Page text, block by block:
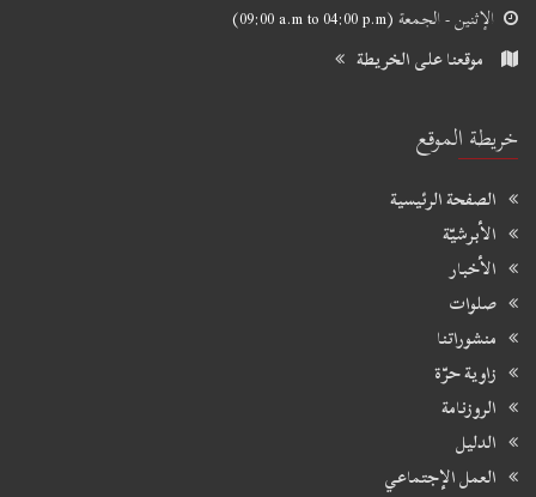
الإثنين - الجمعة(09:00 a.m to 04:00 p.m)
موقعنا على الخريطة
خريطة الموقع
الصفحة الرئيسية
الأبرشيّة
الأخبار
صلوات
منشوراتنا
زاوية حرّة
الروزنامة
الدليل
العمل الإجتماعي